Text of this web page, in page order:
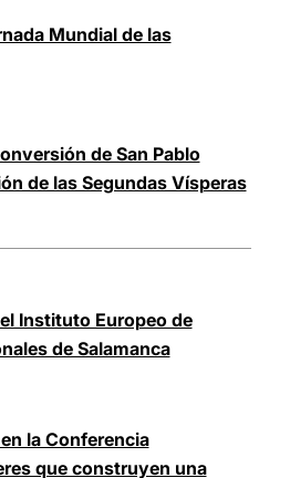
Mundial de las
de San Pablo
de las Segundas Vísperas
Instituto Europeo de
de Salamanca
la Conferencia
que construyen una